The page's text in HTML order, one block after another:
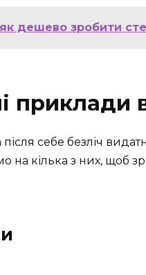
дешево зробити
приклади
себе безліч
на кілька з них, щоб